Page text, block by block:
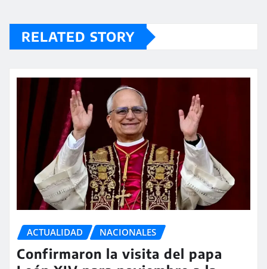
RELATED STORY
ACTUALIDAD NACIONALES
Confirmaron la visita del papa